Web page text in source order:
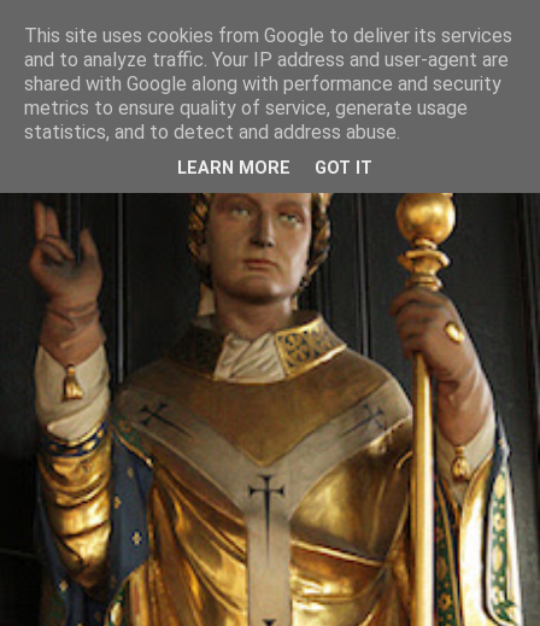
This site uses cookies from Google to deliver its services
and to analyze traffic. Your IP address and user-agent are
shared with Google along with performance and security
metrics to ensure quality of service, generate usage
statistics, and to detect and address abuse.
LEARN MORE GOT IT